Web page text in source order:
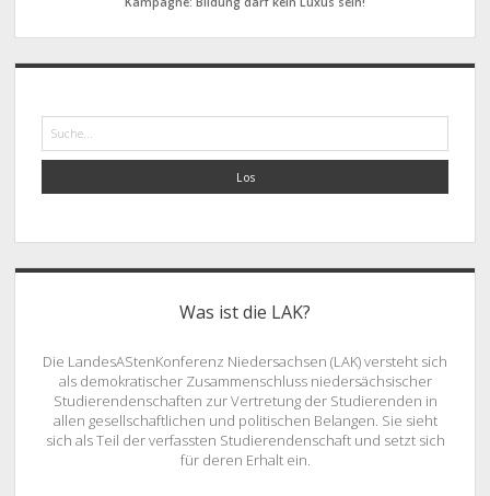
Was ist die LAK?
Die LandesAStenKonferenz Niedersachsen (LAK) versteht sich
als demokratischer Zusammenschluss niedersächsischer
Studierendenschaften zur Vertretung der Studierenden in
allen gesellschaftlichen und politischen Belangen. Sie sieht
sich als Teil der verfassten Studierendenschaft und setzt sich
für deren Erhalt ein.